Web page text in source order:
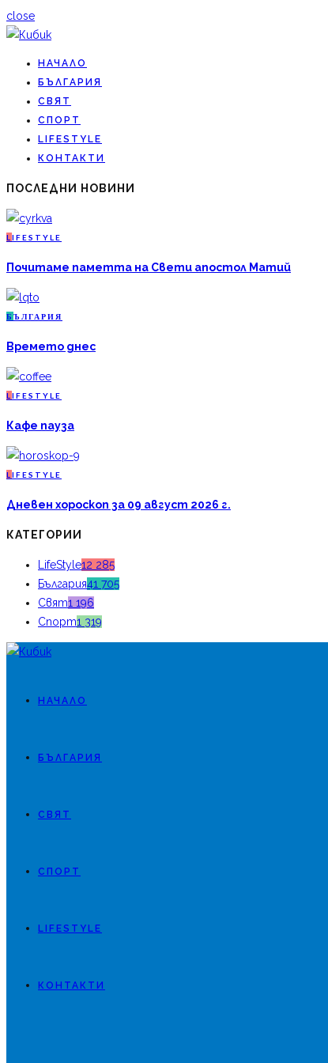
close
НАЧАЛО
БЪЛГАРИЯ
СВЯТ
СПОРТ
LIFESTYLE
КОНТАКТИ
ПОСЛЕДНИ НОВИНИ
L IFESTYLE
Почитаме паметта на Свети апостол Матий
Б ЪЛГАРИЯ
Времето днес
L IFESTYLE
Кафе пауза
L IFESTYLE
Дневен хороскоп за 09 август 2026 г.
КАТЕГОРИИ
LifeStyle12 285
България41 705
Свят1 196
Спорт1 319
НАЧАЛО
БЪЛГАРИЯ
СВЯТ
СПОРТ
LIFESTYLE
КОНТАКТИ